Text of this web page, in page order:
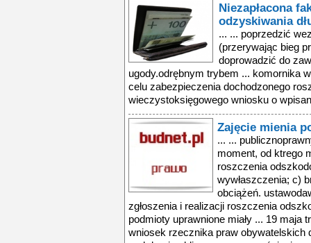
Niezapłacona
odzyskiwania
... ... poprzedzić
(przerywając bieg
doprowadzić do
ugody.odrębnym trybem ... komornika
celu zabezpieczenia dochodzonego
wieczystoksięgowego wniosku o
Zajęcie mienia
... ...
moment, od ktrego
roszczenia
wywłaszczenia; c)
obciążeń.
zgłoszenia i realizacji roszczenia
podmioty uprawnione miały ... 19 maja
wniosek rzecznika praw